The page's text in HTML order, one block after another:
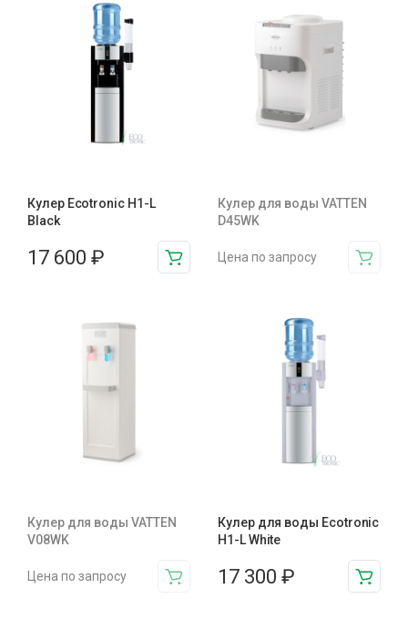
Кулер Ecotronic H1-L
Black
17 600 ₽
Кулер для воды VATTEN
D45WK
Цена по запросу
Кулер для воды VATTEN
V08WK
Цена по запросу
Кулер для воды Ecotronic
H1-L White
17 300 ₽